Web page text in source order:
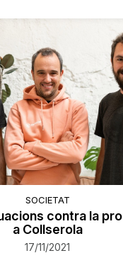
SOCIETAT
contra la
a Collserola
17/11/2021